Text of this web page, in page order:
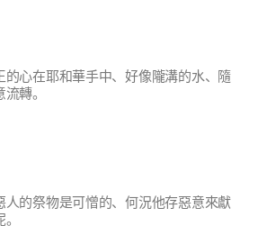
的心在耶和華手中、好像隴溝的水、隨
流轉。
人的祭物是可憎的、何況他存惡意來獻